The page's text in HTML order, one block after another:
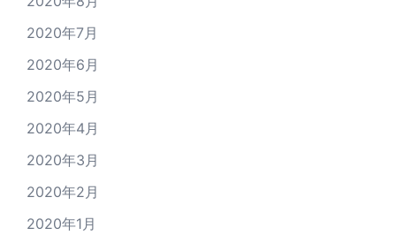
2020年7月
2020年6月
2020年5月
2020年4月
2020年3月
2020年2月
2020年1月